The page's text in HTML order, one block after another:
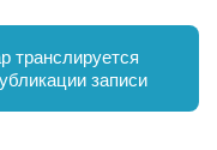
транслируется
записи